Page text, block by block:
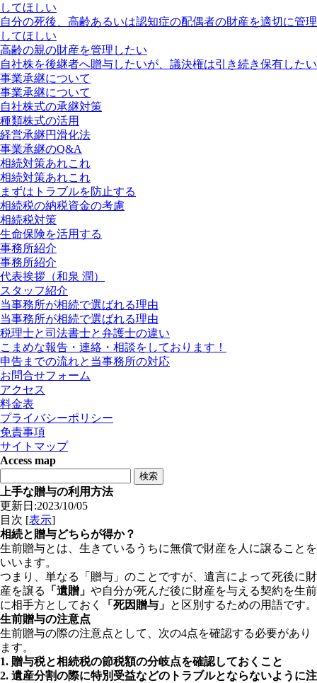
してほしい
自分の死後、高齢あるいは認知症の配偶者の財産を適切に管理
してほしい
高齢の親の財産を管理したい
自社株を後継者へ贈与したいが、議決権は引き続き保有したい
事業承継について
事業承継について
自社株式の承継対策
種類株式の活用
経営承継円滑化法
事業承継のQ&A
相続対策あれこれ
相続対策あれこれ
まずはトラブルを防止する
相続税の納税資金の考慮
相続税対策
生命保険を活用する
事務所紹介
事務所紹介
代表挨拶（和泉 潤）
スタッフ紹介
当事務所が相続で選ばれる理由
当事務所が相続で選ばれる理由
税理士と司法書士と弁護士の違い
こまめな報告・連絡・相談をしております！
申告までの流れと当事務所の対応
お問合せフォーム
アクセス
料金表
プライバシーポリシー
免責事項
サイトマップ
Access map
上手な贈与の利用方法
更新日:2023/10/05
目次 [表示]
相続と贈与どちらが得か？
生前贈与とは、生きているうちに無償で財産を人に譲ることを
いいます。
つまり、単なる「贈与」のことですが、遺言によって死後に財
産を譲る
「遺贈」 や自分が死んだ後に財産を与える契約を生前
に相手方としておく
「死因贈与」 と区別するための用語です。
生前贈与の注意点
生前贈与の際の注意点として、次の4点を確認する必要があり
ます。
1. 贈与税と相続税の節税額の分岐点を確認しておくこと
2. 遺産分割の際に特別受益などのトラブルとならないように注